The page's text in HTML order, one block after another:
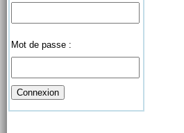
Mot de passe :